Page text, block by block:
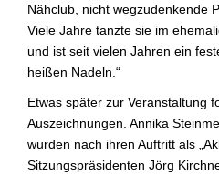
Nähclub, nicht wegzudenkende
Viele Jahre tanzte sie im
und ist seit vielen Jahren ein
heißen Nadeln.“
Etwas später zur Veranstaltung
Auszeichnungen. Annika
wurden nach ihren Auftritt als
Sitzungspräsidenten Jörg